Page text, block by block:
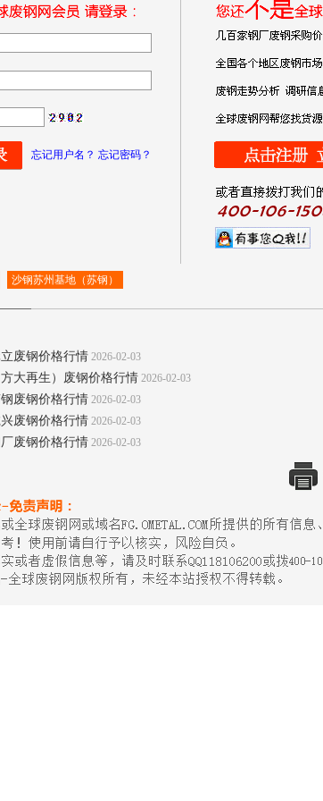
忘记用户名？ 忘记密码？
沙钢苏州基地（苏钢）
废钢价格行情 2026-02-03
大再生）废钢价格行情 2026-02-03
废钢价格行情 2026-02-03
废钢价格行情 2026-02-03
废钢价格行情 2026-02-03